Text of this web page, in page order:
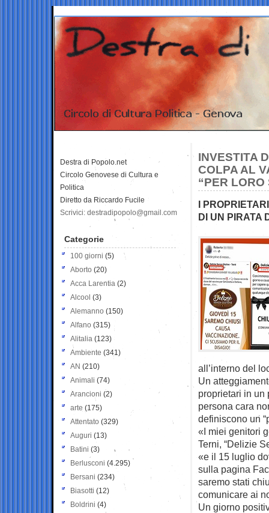
INVESTITA
COLPA AL
“PER LORO
I
DI UN PIRATA
all’interno del
Un
proprietari in un
persona cara
definiscono un
«I miei genitori
Terni, “Delizie
«e il 15 luglio
sulla pagina
saremo stati
comunicare ai
Un giorno
Destra di Popolo.net
Circolo Genovese di Cultura e
Politica
Diretto da Riccardo Fucile
Scrivici: destradipopolo@gmail.com
Categorie
100 giorni (5)
Aborto (20)
Acca Larentia (2)
Alcool (3)
Alemanno (150)
Alfano (315)
Alitalia (123)
Ambiente (341)
AN (210)
Animali (74)
Arancioni (2)
arte (175)
Attentato (329)
Auguri (13)
Batini (3)
Berlusconi (4.295)
Bersani (234)
Biasotti (12)
Boldrini (4)